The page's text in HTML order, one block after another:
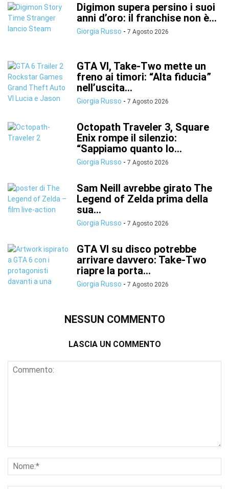
Digimon supera persino i suoi
anni d’oro: il franchise non è...
Giorgia Russo - 7 Agosto 2026
GTA VI, Take-Two mette un
freno ai timori: “Alta fiducia”
nell’uscita...
Giorgia Russo - 7 Agosto 2026
Octopath Traveler 3, Square
Enix rompe il silenzio:
“Sappiamo quanto lo...
Giorgia Russo - 7 Agosto 2026
Sam Neill avrebbe girato The
Legend of Zelda prima della
sua...
Giorgia Russo - 7 Agosto 2026
GTA VI su disco potrebbe
arrivare davvero: Take-Two
riapre la porta...
Giorgia Russo - 7 Agosto 2026
NESSUN COMMENTO
LASCIA UN COMMENTO